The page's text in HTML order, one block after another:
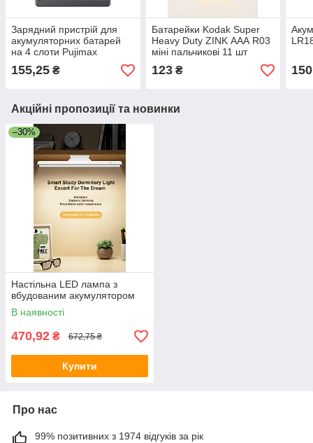
Зарядний пристрій для
акумуляторних батарей
на 4 слоти Pujimax
155,25 ₴
Батарейки Kodak Super
Heavy Duty ZINK ААА R03
міні пальчикові 11 шт
123₴
Акційні пропозиції та новинки
–30%
Настільна LED лампа з
вбудованим акумулятором
В наявності
470,92 ₴ 672,75 ₴
Купити
Про нас
99% позитивних з 1974 відгуків за рік